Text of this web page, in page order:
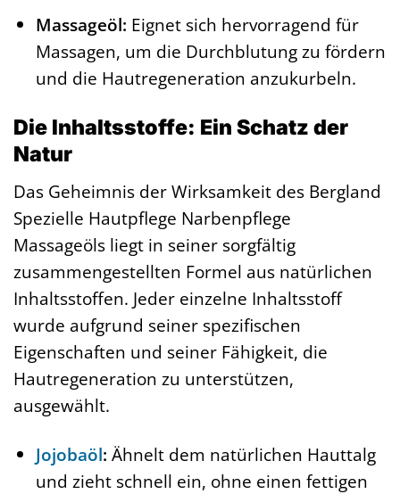
Massageöl: Eignet sich hervorragend für
Massagen, um die Durchblutung zu fördern
und die Hautregeneration anzukurbeln.
Die Inhaltsstoffe: Ein Schatz der
Natur
Das Geheimnis der Wirksamkeit des Bergland
Spezielle Hautpflege Narbenpflege
Massageöls liegt in seiner sorgfältig
zusammengestellten Formel aus natürlichen
Inhaltsstoffen. Jeder einzelne Inhaltsstoff
wurde aufgrund seiner spezifischen
Eigenschaften und seiner Fähigkeit, die
Hautregeneration zu unterstützen,
ausgewählt.
Jojobaöl: Ähnelt dem natürlichen Hauttalg
und zieht schnell ein, ohne einen fettigen